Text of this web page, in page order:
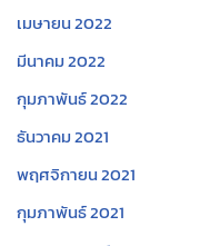
เมษายน 2022
มีนาคม 2022
กุมภาพันธ์ 2022
ธันวาคม 2021
พฤศจิกายน 2021
กุมภาพันธ์ 2021